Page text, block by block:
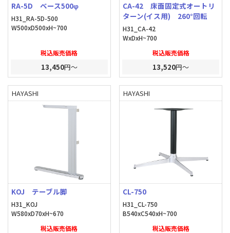
RA-5D ベース500φ
H31_RA-5D-500
W500xD500xH~700
税込販売価格
13,450円～
CA-42 床面固定式オートリ
ターン(イス用) 260°回転
H31_CA-42
WxDxH~700
税込販売価格
13,520円～
HAYASHI
KOJ テーブル脚
H31_KOJ
W580xD70xH~670
税込販売価格
HAYASHI
CL-750
H31_CL-750
B540xC540xH~700
税込販売価格